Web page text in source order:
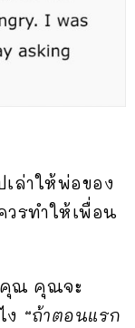
ล่าให้พ่อของ
วรทำให้เพื่อน
คุณ คุณจะ
ง “ถ้าตอนแรก